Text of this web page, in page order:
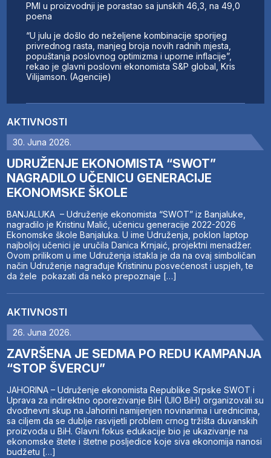
AKTIVNOSTI
30. Juna 2026.
UDRUŽENJE EKONOMISTA “SWOT”
NAGRADILO UČENICU GENERACIJE
EKONOMSKE ŠKOLE
BANJALUKA – Udruženje ekonomista “SWOT” iz Banjaluke,
nagradilo je Kristinu Malić, učenicu generacije 2022-2026
Ekonomske škole Banjaluka. U ime Udruženja, poklon laptop
najboljoj učenici je uručila Danica Krnjaić, projektni menadžer.
Ovom prilikom u ime Udruženja istakla je da na ovaj simboličan
način Udruženje nagrađuje Kristininu posvećenost i uspjeh, te
da žele pokazati da neko prepoznaje […]
AKTIVNOSTI
26. Juna 2026.
ZAVRŠENA JE SEDMA PO REDU KAMPANJA
“STOP ŠVERCU”
JAHORINA – Udruženje ekonomista Republike Srpske SWOT i
Uprava za indirektno oporezivanje BiH (UIO BiH) organizovali su
dvodnevni skup na Jahorini namijenjen novinarima i urednicima,
sa ciljem da se dublje rasvijetli problem crnog tržišta duvanskih
proizvoda u BiH. Glavni fokus edukacije bio je ukazivanje na
ekonomske štete i štetne posljedice koje siva ekonomija nanosi
budžetu […]
PMI u proizvodnji je porastao sa junskih 46,3, na 49,0
poena
“U julu je došlo do neželjene kombinacije sporijeg
privrednog rasta, manjeg broja novih radnih mjesta,
popuštanja poslovnog optimizma i uporne inflacije”,
rekao je glavni poslovni ekonomista S&P global, Kris
Vilijamson. (Agencije)